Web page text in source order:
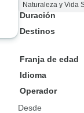
Naturaleza y Vida
Duración
Destinos
Franja de edad
Idioma
Operador
Desde